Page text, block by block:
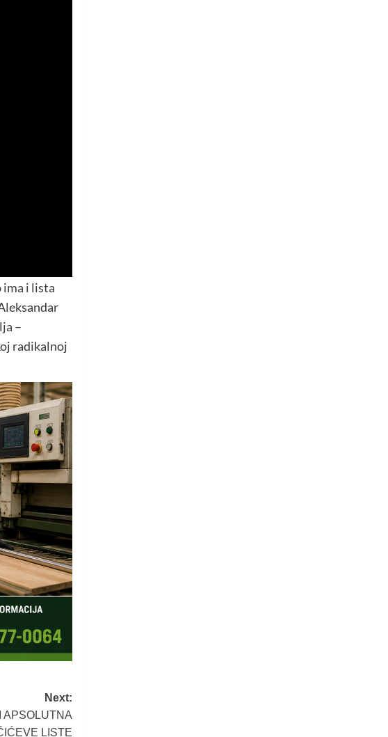
ima i lista
–
radikalnoj
Next:
APSOLUTNA
LISTE